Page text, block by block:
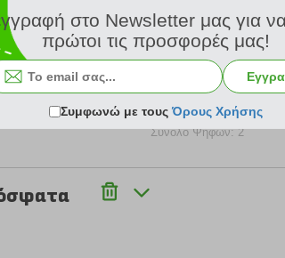
επιτευγμάτων, συμπεριλαμβανομένης της
γούστα, προσφέροντας μια ευρεία γκάμα
αξεσουάρ.
βοηθά τους ταξιδιώτες σε όλο τον κόσμο να
ΨΗΦΙΣΤΕ
Σύνολο Ψήφων: 2
στο Newsletter μας για να
πρώτοι τις προσφορές μας!
Συμφωνώ με τουςΌρους Χρήσης